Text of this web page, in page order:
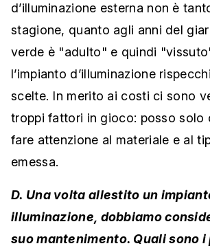
d’illuminazione esterna non è
stagione, quanto agli anni del
verde è "adulto" e quindi
l’impianto d’illuminazione
scelte. In merito ai costi ci sono
troppi fattori in gioco: posso solo
fare attenzione al materiale e al
emessa.
D. Una volta allestito un
illuminazione, dobbiamo
suo mantenimento. Quali sono